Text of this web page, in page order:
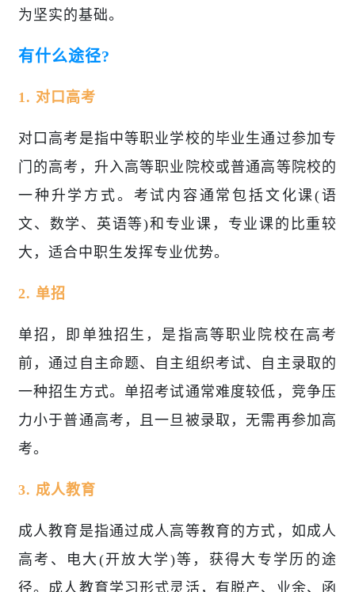
为坚实的基础。
有什么途径?
1. 对口高考
对口高考是指中等职业学校的毕业生通过参加专
门的高考，升入高等职业院校或普通高等院校的
一种升学方式。考试内容通常包括文化课(语
文、数学、英语等)和专业课，专业课的比重较
大，适合中职生发挥专业优势。
2. 单招
单招，即单独招生，是指高等职业院校在高考
前，通过自主命题、自主组织考试、自主录取的
一种招生方式。单招考试通常难度较低，竞争压
力小于普通高考，且一旦被录取，无需再参加高
考。
3. 成人教育
成人教育是指通过成人高等教育的方式，如成人
高考、电大(开放大学)等，获得大专学历的途
径。成人教育学习形式灵活，有脱产、业余、函